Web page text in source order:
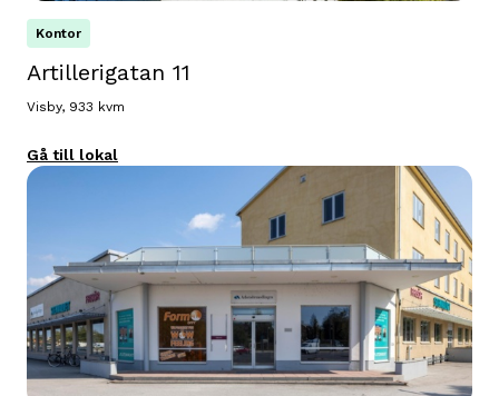
Kontor
Artillerigatan 11
Visby, 933 kvm
Gå till lokal